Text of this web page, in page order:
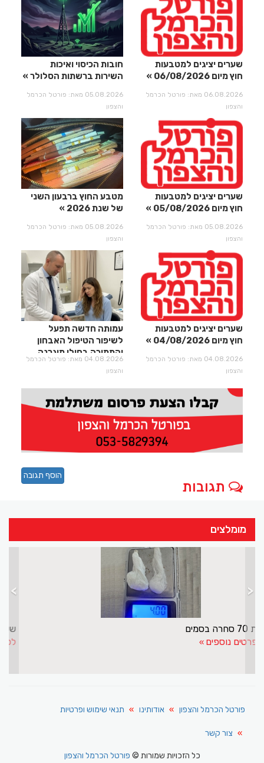
שערים יציגים למטבעות
חוץ מיום 06/08/2026
06.08.2026 מאת: פורטל הכרמל
והצפון
חובות הכיסוי ואיכות
השירות ברשתות הסלולר
05.08.2026 מאת: פורטל הכרמל
והצפון
שערים יציגים למטבעות
חוץ מיום 05/08/2026
05.08.2026 מאת: פורטל הכרמל
והצפון
מטבע החוץ ברבעון השני
של שנת 2026
05.08.2026 מאת: פורטל הכרמל
והצפון
שערים יציגים למטבעות
חוץ מיום 04/08/2026
04.08.2026 מאת: פורטל הכרמל
והצפון
עמותה חדשה תפעל
לשיפור הטיפול האבחון
והתמיכה בחולי מיגרנה
וכאבי ראש04.08.2026 מאת: פורטל הכרמל
והצפון
תגובות
הוסף תגובה
מומלצים
בת 70 סחרה בסמים
לפרטים נוספים
> <
פורטל הכרמל והצפון אודותינו תנאי שימוש ופרטיות
צור קשר
כל הזכויות שמורות ©פורטל הכרמל והצפון